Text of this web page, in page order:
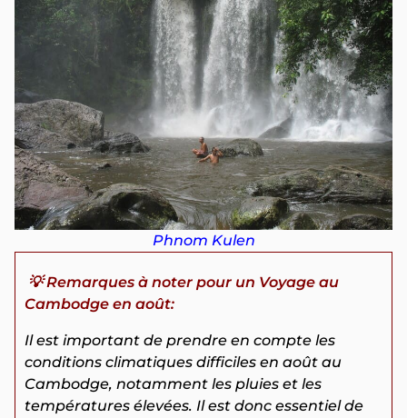
Phnom Kulen
💡 Remarques à noter pour un Voyage au
Cambodge en août:
Il est important de prendre en compte les
conditions climatiques difficiles en août au
Cambodge, notamment les pluies et les
températures élevées. Il est donc essentiel de